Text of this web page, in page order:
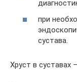
при
сустава.
Хруст в суставах